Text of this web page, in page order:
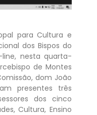
para Cultura e
dos Bispos do
line, nesta quarta-
de Montes
dom João
presentes três
dos cinco
Cultura, Ensino